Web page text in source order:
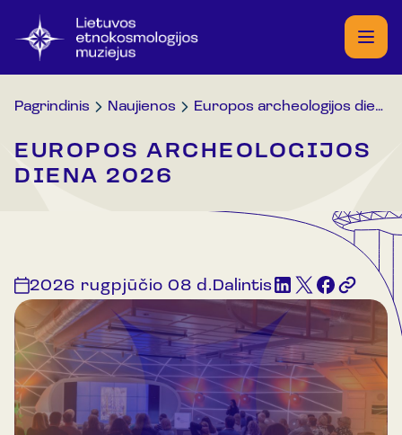
Pagrindinis Naujienos Europos archeologijos diena 2026
EUROPOS ARCHEOLOGIJOS
DIENA 2026
2026 rugpjūčio 08 d.Dalintis